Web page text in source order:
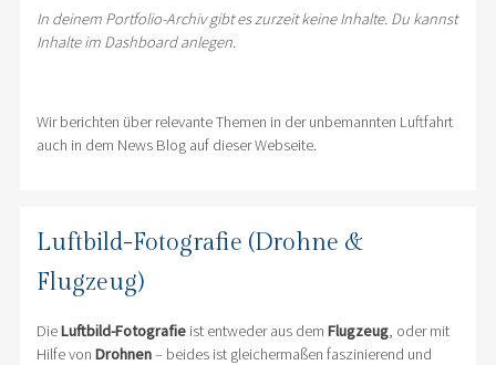
In deinem Portfolio-Archiv gibt es zurzeit keine Inhalte. Du kannst
Inhalte im Dashboard anlegen.
Wir berichten über relevante Themen in der unbemannten Luftfahrt
auch in dem News Blog auf dieser Webseite.
Luftbild-Fotografie (Drohne &
Flugzeug)
DieLuftbild-Fotografieist entweder aus dem Flugzeug, oder mit
Hilfe von Drohnen– beides ist gleichermaßen faszinierend und